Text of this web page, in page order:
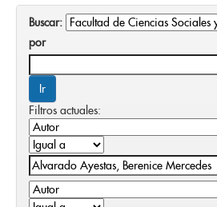
Buscar:
por
Filtros actuales: